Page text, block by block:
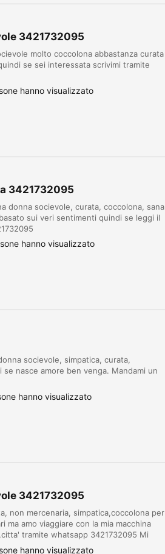
3421732095
molto coccolona abbastanza curata
se sei interessata scrivimi tramite
hanno visualizzato
3421732095
donna socievole, curata, coccolona, sana
sui veri sentimenti quindi se leggi il
hanno visualizzato
socievole, simpatica, curata,
nasce amore ben venga. Mandami un
hanno visualizzato
3421732095
non mercenaria, simpatica,coccolona per
ma amo viaggiare con la mia macchina
tramite whatsapp 3421732095 Mi
canne
hanno visualizzato